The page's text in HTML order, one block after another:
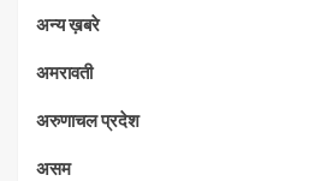
अन्य ख़बरे
अमरावती
अरुणाचल प्रदेश
असम